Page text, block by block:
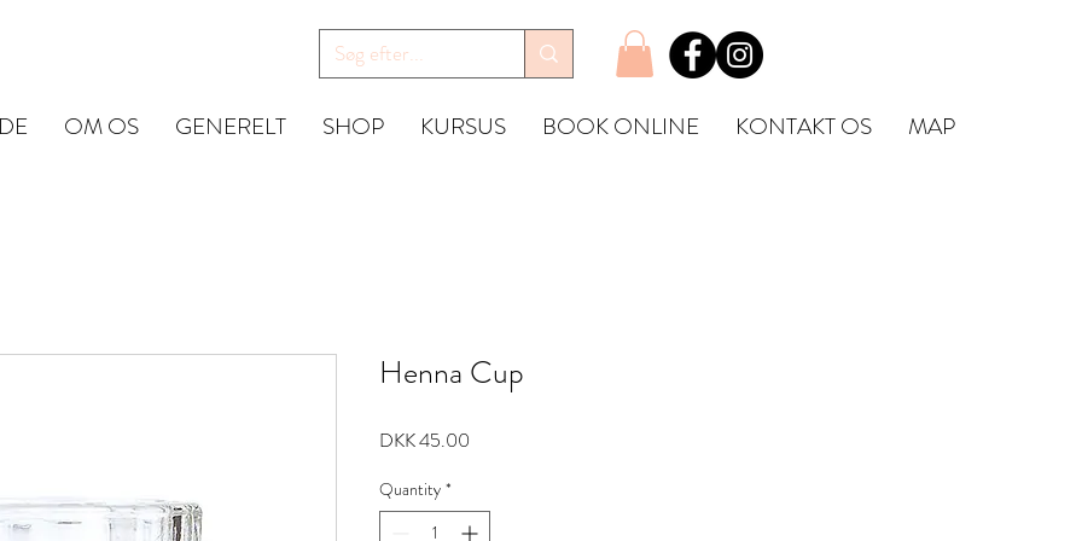
OM OS GENERELT SHOP KURSUS BOOK ONLINE KONTAKT OS MAP
Henna Cup
DKK 45.00
Quantity *